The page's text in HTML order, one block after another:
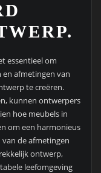
essentieel om
afmetingen van
te creëren.
kunnen ontwerpers
hoe meubels in
om een harmonieus
de afmetingen
ontwerp,
leefomgeving